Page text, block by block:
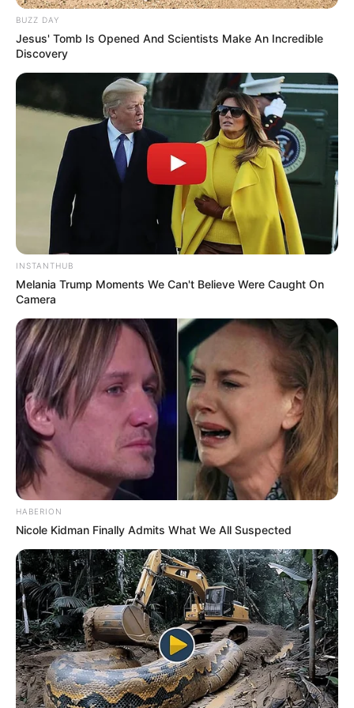
NUMEROS ASTRO QUINTE CHANCE DU JOUR
Spécial Tocard du PRIX DES COREOPSIS
LIRE LA SUITE
BUZZ DAY
Jesus' Tomb Is Opened And Scientists Make An Incredible
Discovery
INSTANTHUB
Melania Trump Moments We Can't Believe Were Caught On
Camera
HABERION
Nicole Kidman Finally Admits What We All Suspected